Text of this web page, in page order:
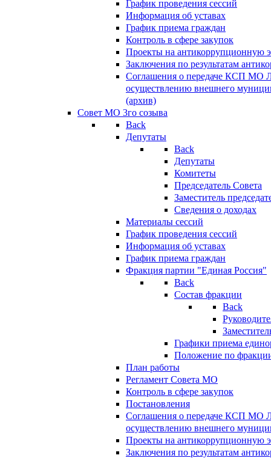
График проведения сессий
Информация об уставах
График приема граждан
Контроль в сфере закупок
Проекты на антикоррупционную
Заключения по результатам
Соглашения о передаче КСП МО
осуществлению внешнего
(архив)
Совет МО 3го созыва
Back
Депутаты
Back
Депутаты
Комитеты
Председатель Совета
Заместитель
Сведения о доходах
Материалы сессий
График проведения сессий
Информация об уставах
График приема граждан
Фракция партии "Единая Россия"
Back
Состав фракции
Back
Графики приема
Положение по
План работы
Регламент Совета МО
Контроль в сфере закупок
Постановления
Соглашения о передаче КСП МО
осуществлению внешнего
Проекты на антикоррупционную
Заключения по результатам